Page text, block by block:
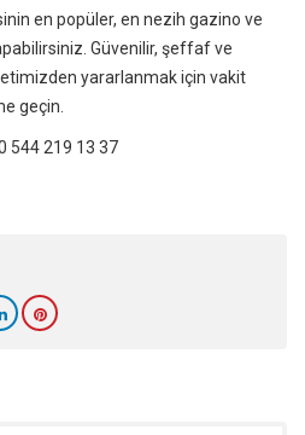
en popüler, en nezih gazino ve
Güvenilir, şeffaf ve
yararlanmak için vakit
geçin.
544 219 13 37